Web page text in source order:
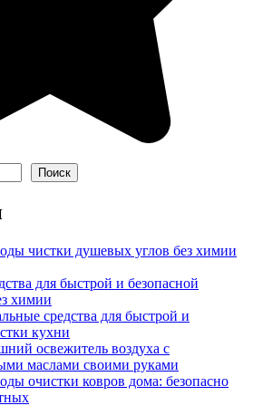
Поиск
чистки душевых углов без химии
для быстрой и безопасной
химии
средства для быстрой и
кухни
освежитель воздуха с
маслами своими руками
очистки ковров дома: безопасно